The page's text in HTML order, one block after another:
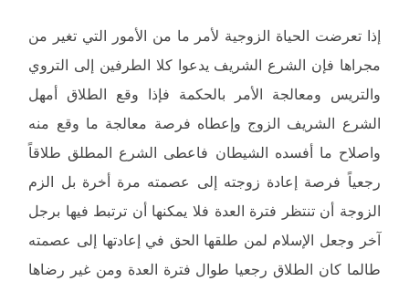
إذا تعرضت الحياة الزوجية لأمر ما من الأمور التي تغير من
مجراها فإن الشرع الشريف يدعوا كلا الطرفين إلى التروي
والتريس ومعالجة الأمر بالحكمة فإذا وقع الطلاق أمهل
الشرع الشريف الزوج وإعطاه فرصة معالجة ما وقع منه
واصلاح ما أفسده الشيطان فاعطى الشرع المطلق طلاقاً
رجعياً فرصة إعادة زوجته إلى عصمته مرة أخرة بل الزم
الزوجة أن تنتظر فترة العدة فلا يمكنها أن ترتبط فيها برجل
آخر وجعل الإسلام لمن طلقها الحق في إعادتها إلى عصمته
طالما كان الطلاق رجعيا طوال فترة العدة ومن غير رضاها